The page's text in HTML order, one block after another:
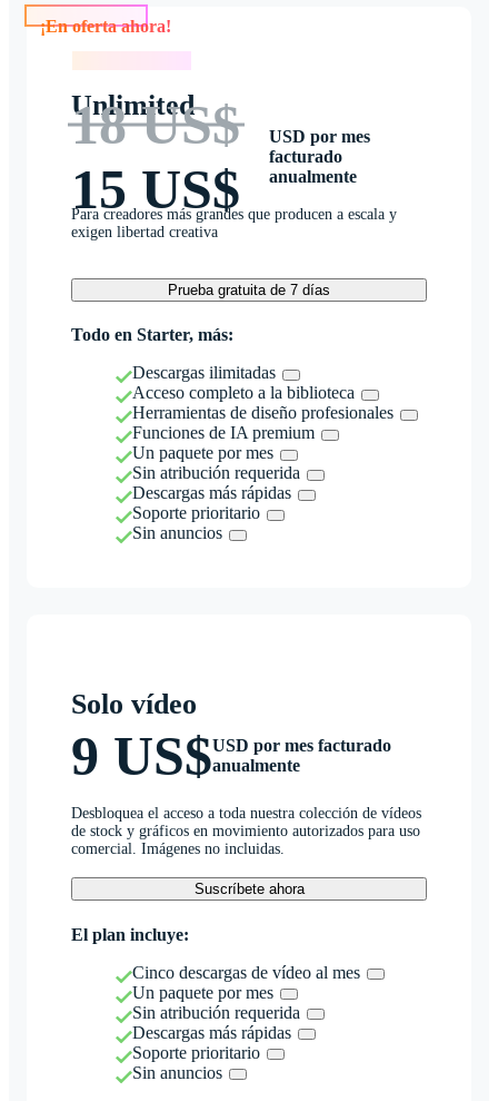
Unlimited
18 US$
15 US$
USD por mes
facturado
anualmente
Para creadores más grandes que producen a escala y
exigen libertad creativa
Prueba gratuita de 7 días
Todo en Starter, más:
Descargas ilimitadas
Acceso completo a la biblioteca
Herramientas de diseño profesionales
Funciones de IA premium
Un paquete por mes
Sin atribución requerida
Descargas más rápidas
Soporte prioritario
Sin anuncios
Solo vídeo
9 US$USD por mes facturado
anualmente
Desbloquea el acceso a toda nuestra colección de vídeos
de stock y gráficos en movimiento autorizados para uso
comercial. Imágenes no incluidas.
Suscríbete ahora
El plan incluye:
Cinco descargas de vídeo al mes
Un paquete por mes
Sin atribución requerida
Descargas más rápidas
Soporte prioritario
Sin anuncios